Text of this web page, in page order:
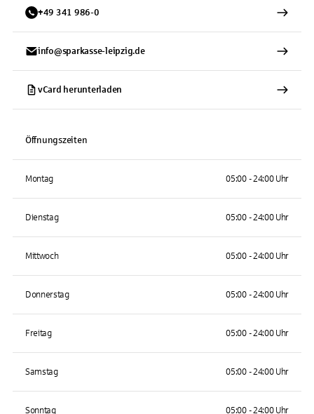
+49 341 986-0
info@sparkasse-leipzig.de
vCard herunterladen
Öffnungszeiten
Montag 05:00 - 24:00 Uhr
Dienstag 05:00 - 24:00 Uhr
Mittwoch 05:00 - 24:00 Uhr
Donnerstag 05:00 - 24:00 Uhr
Freitag 05:00 - 24:00 Uhr
Samstag 05:00 - 24:00 Uhr
Sonntag 05:00 - 24:00 Uhr